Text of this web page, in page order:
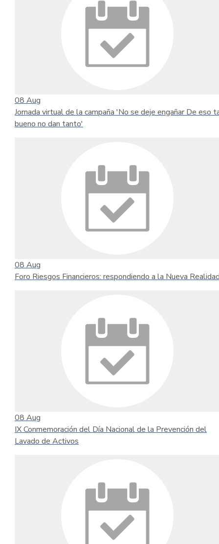
08 Aug
Jornada virtual de la campaña 'No se deje engañar De eso
bueno no dan tanto'
08 Aug
Foro Riesgos Financieros: respondiendo a la Nueva
08 Aug
IX Conmemoración del Día Nacional de la Prevención del
Lavado de Activos